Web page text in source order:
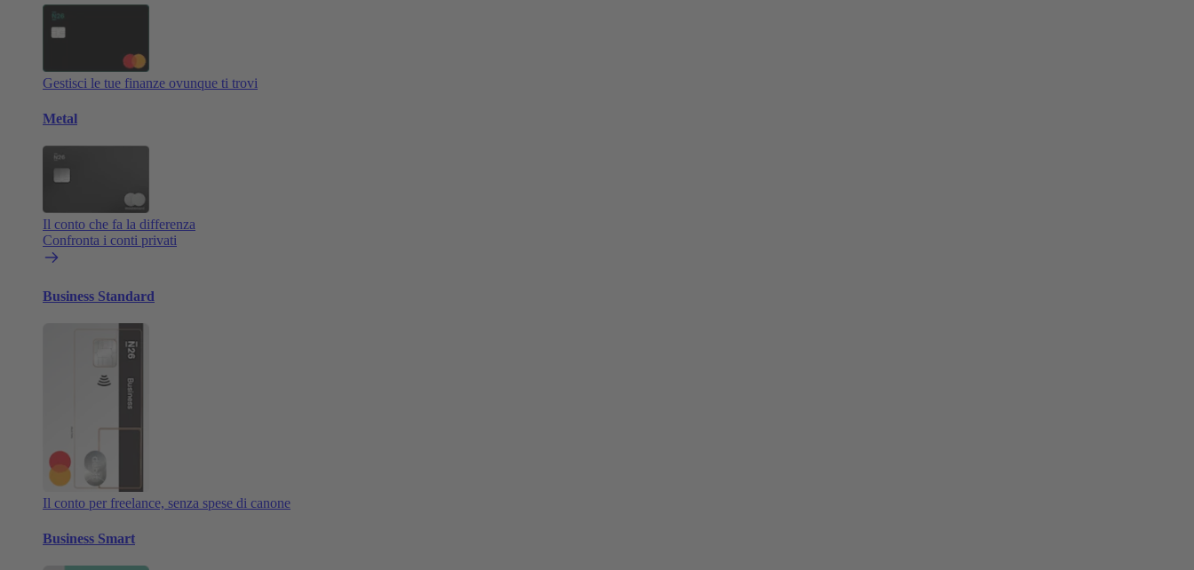
Gestisci le tue finanze ovunque ti trovi
Metal
Il conto che fa la differenza
Confronta i conti privati
Business Standard
Il conto per freelance, senza spese di canone
Business Smart